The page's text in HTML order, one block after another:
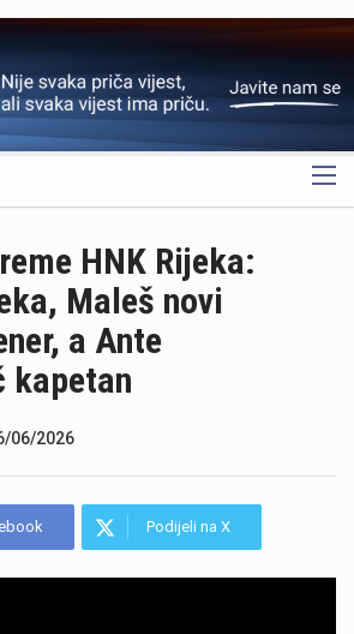
OGLAS
HNK Rijeka:
Maleš novi
a Ante
kapetan
06/2026
Podijeli na X